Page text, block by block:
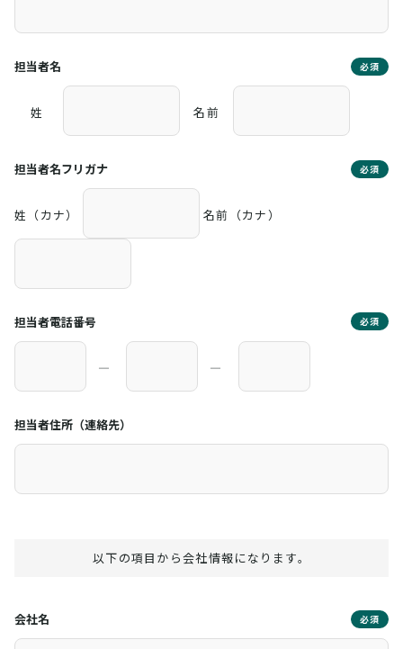
担当者名 必須
姓 名前
担当者名フリガナ 必須
姓（カナ） 名前（カナ）
担当者電話番号 必須
― ―
担当者住所（連絡先）
以下の項目から会社情報になります。
会社名 必須